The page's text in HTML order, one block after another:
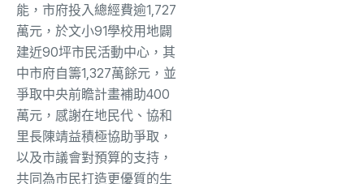
能，市府投入總經費逾1,727
萬元，於文小91學校用地闢
建近90坪市民活動中心，其
中市府自籌1,327萬餘元，並
爭取中央前瞻計畫補助400
萬元，感謝在地民代、協和
里長陳靖益積極協助爭取，
以及市議會對預算的支持，
共同為市民打造更優質的生